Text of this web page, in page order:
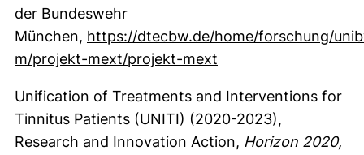
der Bundeswehr
München, https://dtecbw.de/home/forschung/
m/projekt-mext/projekt-mext
Unification of Treatments and Interventions for
Tinnitus Patients (UNITI) (2020-2023),
Research and Innovation Action, Horizon 2020,